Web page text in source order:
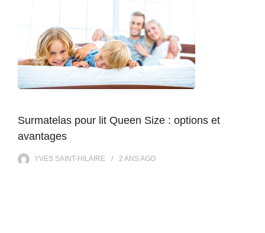
Surmatelas pour lit Queen Size : options et
avantages
YVES SAINT-HILAIRE 2 ANSAGO